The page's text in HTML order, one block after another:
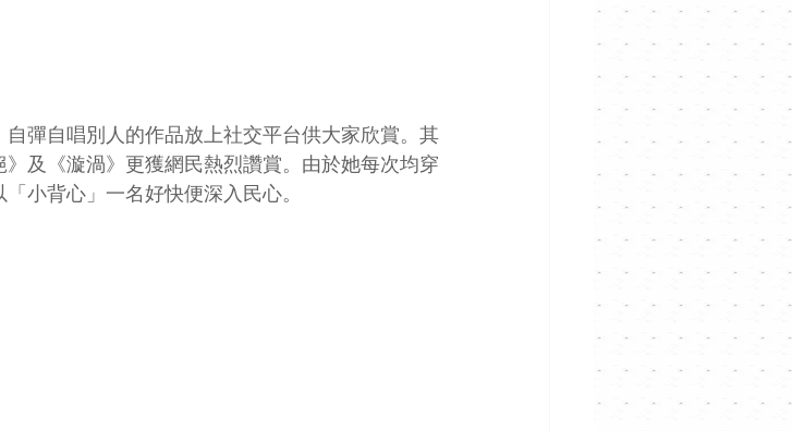
彈自唱別人的作品放上社交平台供大家欣賞。其
及《漩渦》更獲網民熱烈讚賞。由於她每次均穿
「小背心」一名好快便深入民心。